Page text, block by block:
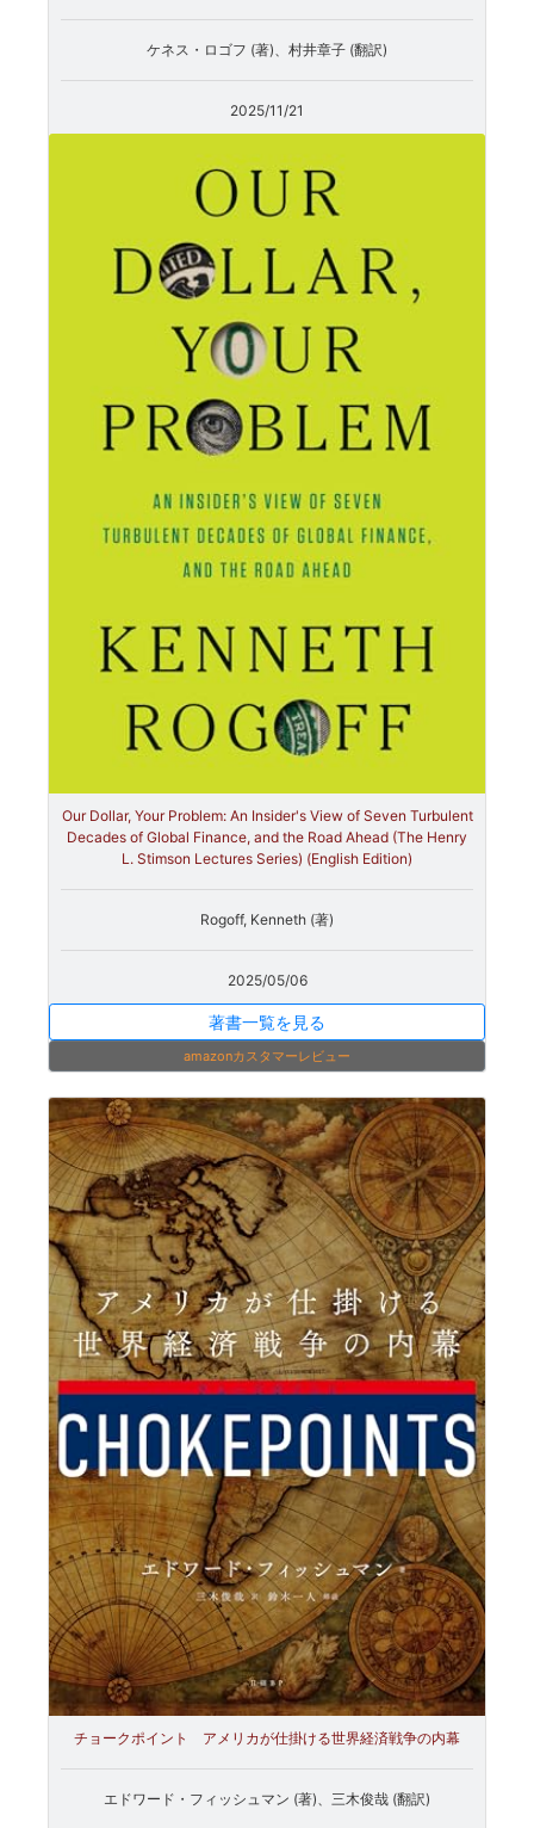
ケネス・ロゴフ (著)、村井章子 (翻訳)
2025/11/21
Our Dollar, Your Problem: An Insider's View of Seven Turbulent
Decades of Global Finance, and the Road Ahead (The Henry
L. Stimson Lectures Series) (English Edition)
Rogoff, Kenneth (著)
2025/05/06
著書一覧を見る
amazonカスタマーレビュー
チョークポイント アメリカが仕掛ける世界経済戦争の内幕
エドワード・フィッシュマン (著)、三木俊哉 (翻訳)